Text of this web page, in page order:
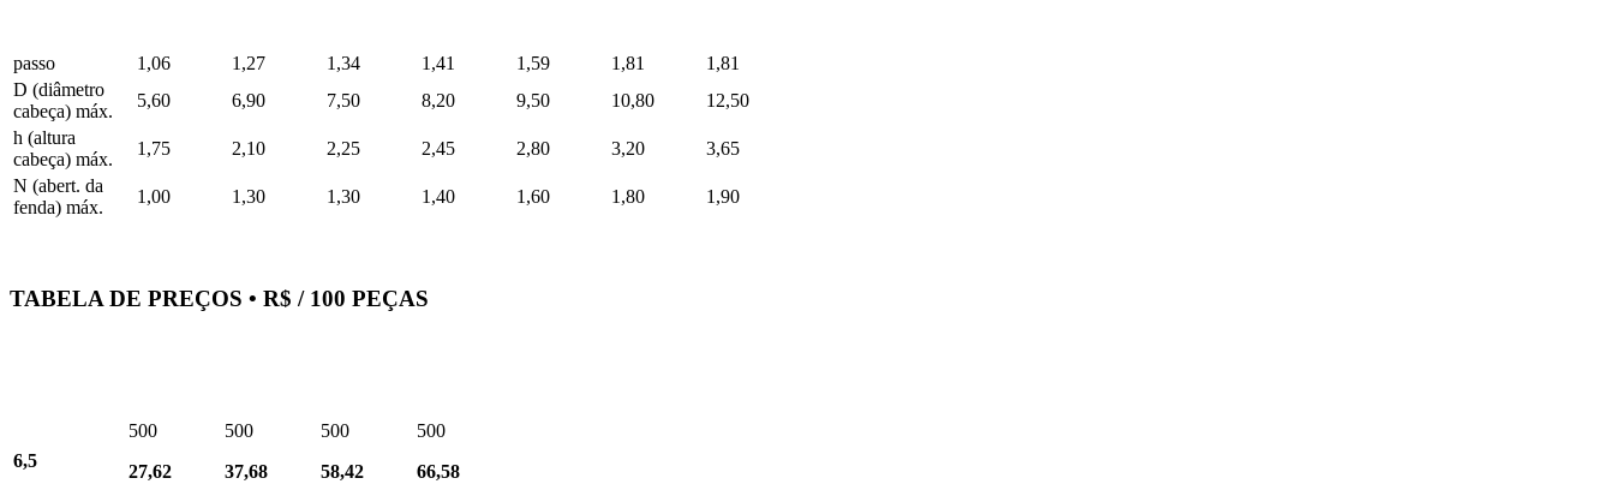
passo 1,06 1,27 1,34 1,41 1,59 1,81
1,81
D (diâmetro
cabeça) máx.
5,60 6,90 7,50 8,20 9,50 10,80
12,50
h (altura
cabeça) máx.
1,75 2,10 2,25 2,45 2,80 3,20
3,65
N (abert. da
fenda) máx.
1,00 1,30 1,30 1,40 1,60 1,80 1,90
TABELA DE PREÇOS • R$ / 100 PEÇAS
6,5
500
27,62
500
37,68
500
58,42
500
66,58